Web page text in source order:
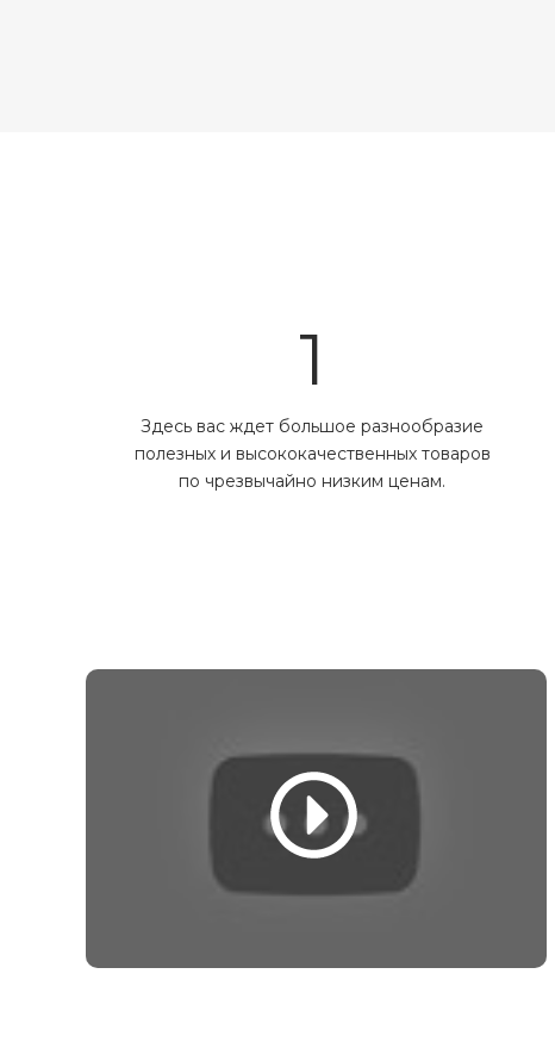
1
Здесь вас ждет большое разнообразие
полезных и высококачественных товаров
по чрезвычайно низким ценам.